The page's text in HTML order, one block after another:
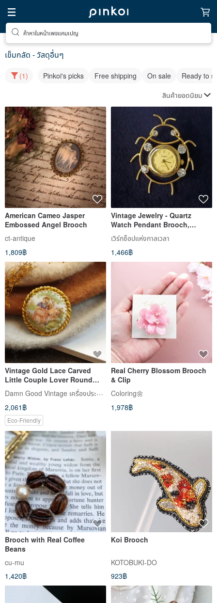
ค้าหาในหน้าเพจแคมเปญ
เข็มกลัด - วัสดุอื่นๆ
(1) Pinkoi's picks Free shipping On sale
Ready to
สินค้ายอดนิยม
American Cameo Jasper
Embossed Angel Brooch
ct-antique
1,809฿
Vintage Jewelry - Quartz
Watch Pendant Brooch,
Playful Ladybug
เวิร์กช็อปแห่งกาลเวลา
1,466฿
Vintage Gold Lace Carved
Little Couple Lover Round
Cameo Brooch B1966
Damn Good Vintage เครื่องประดับโบราณแสนงดงาม
2,061฿
Eco-Friendly
Real Cherry Blossom Brooch
& Clip
Coloring🌼
1,978฿
Brooch with Real Coffee
Beans
cu-mu
1,420฿
Koi Brooch
KOTOBUKI-DO
923฿